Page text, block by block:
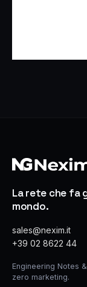
La rete che fa
mondo.
sales@nexim.it
+39 02 8622 44
Engineering Notes
zero marketing.